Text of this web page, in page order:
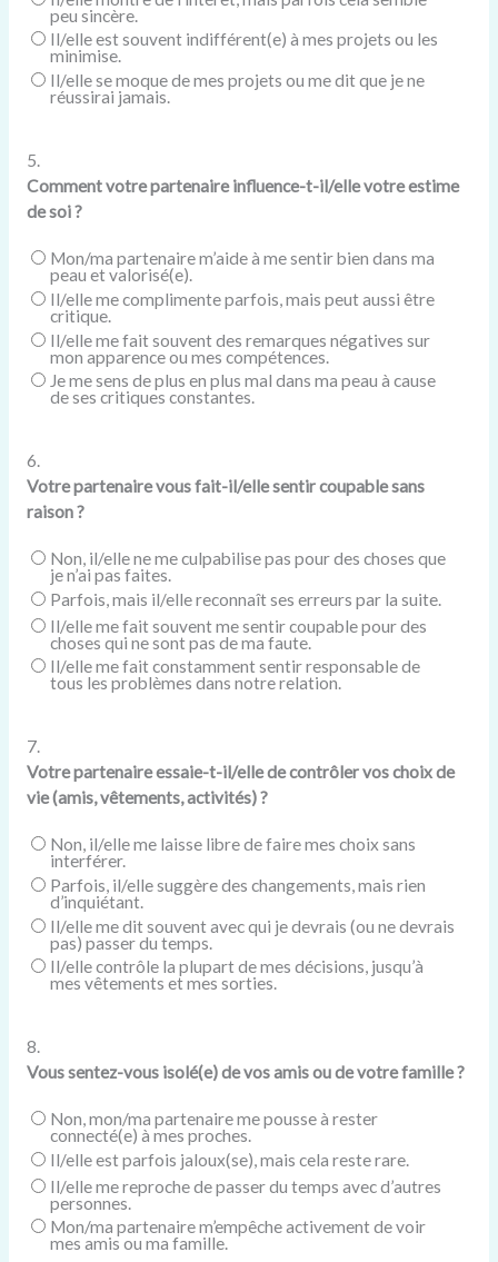
peu sincère.
Il/elle est souvent indifférent(e) à mes projets ou les
minimise.
Il/elle se moque de mes projets ou me dit que je ne
réussirai jamais.
5.
Comment votre partenaire influence-t-il/elle votre estime
de soi ?
Mon/ma partenaire m’aide à me sentir bien dans ma
peau et valorisé(e).
Il/elle me complimente parfois, mais peut aussi être
critique.
Il/elle me fait souvent des remarques négatives sur
mon apparence ou mes compétences.
Je me sens de plus en plus mal dans ma peau à cause
de ses critiques constantes.
6.
Votre partenaire vous fait-il/elle sentir coupable sans
raison ?
Non, il/elle ne me culpabilise pas pour des choses que
je n’ai pas faites.
Parfois, mais il/elle reconnaît ses erreurs par la suite.
Il/elle me fait souvent me sentir coupable pour des
choses qui ne sont pas de ma faute.
Il/elle me fait constamment sentir responsable de
tous les problèmes dans notre relation.
7.
Votre partenaire essaie-t-il/elle de contrôler vos choix de
vie (amis, vêtements, activités) ?
Non, il/elle me laisse libre de faire mes choix sans
interférer.
Parfois, il/elle suggère des changements, mais rien
d’inquiétant.
Il/elle me dit souvent avec qui je devrais (ou ne devrais
pas) passer du temps.
Il/elle contrôle la plupart de mes décisions, jusqu’à
mes vêtements et mes sorties.
8.
Vous sentez-vous isolé(e) de vos amis ou de votre famille ?
Non, mon/ma partenaire me pousse à rester
connecté(e) à mes proches.
Il/elle est parfois jaloux(se), mais cela reste rare.
Il/elle me reproche de passer du temps avec d’autres
personnes.
Mon/ma partenaire m’empêche activement de voir
mes amis ou ma famille.